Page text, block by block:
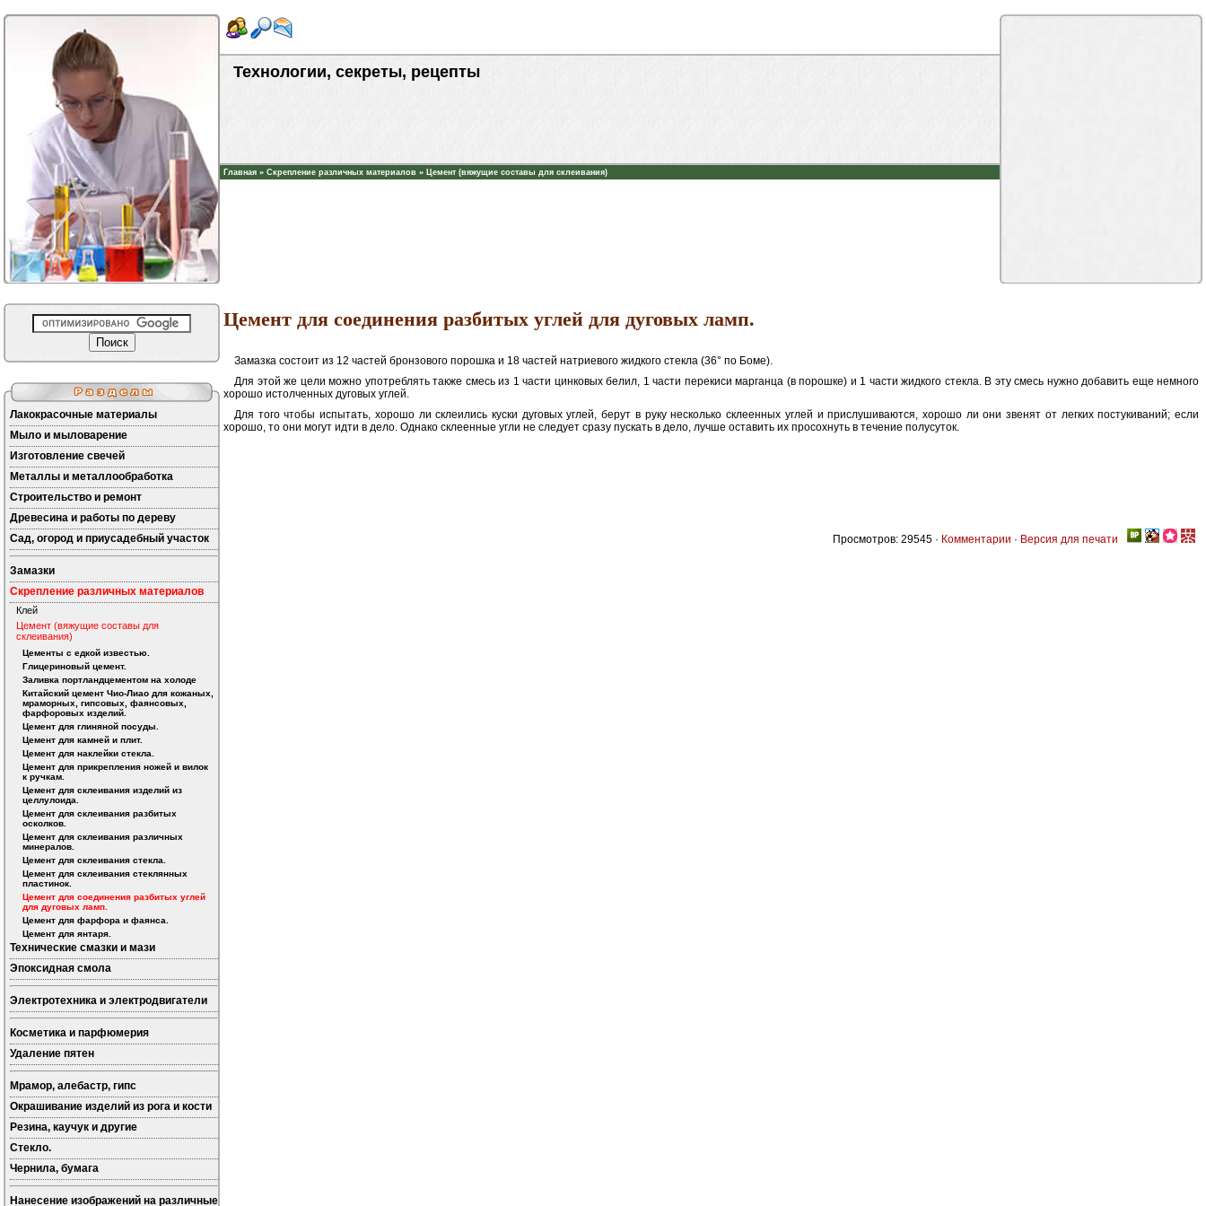
Технологии, секреты, рецепты
Главная » Скрепление различных материалов » Цемент (вяжущие составы для склеивания)
Лакокрасочные материалы
Мыло и мыловарение
Изготовление свечей
Металлы и металлообработка
Строительство и ремонт
Древесина и работы по дереву
Сад, огород и приусадебный участок
Замазки
Скрепление различных материалов
Клей
Цемент (вяжущие составы для
склеивания)
Цементы с едкой известью.
Глицериновый цемент.
Заливка портландцементом на холоде
Китайский цемент Чио-Лиао для кожаных,
мраморных, гипсовых, фаянсовых,
фарфоровых изделий.
Цемент для глиняной посуды.
Цемент для камней и плит.
Цемент для наклейки стекла.
Цемент для прикрепления ножей и вилок
к ручкам.
Цемент для склеивания изделий из
целлулоида.
Цемент для склеивания разбитых
осколков.
Цемент для склеивания различных
минералов.
Цемент для склеивания стекла.
Цемент для склеивания стеклянных
пластинок.
Цемент для соединения разбитых углей
для дуговых ламп.
Цемент для фарфора и фаянса.
Цемент для янтаря.
Технические смазки и мази
Эпоксидная смола
Электротехника и электродвигатели
Косметика и парфюмерия
Удаление пятен
Мрамор, алебастр, гипс
Окрашивание изделий из рога и кости
Резина, каучук и другие
Стекло.
Чернила, бумага
Нанесение изображений на различные
Цемент для соединения разбитых углей для дуговых ламп.
Замазка состоит из 12 частей бронзового порошка и 18 частей натриевого жидкого стекла (36° по Боме).
Для этой же цели можно употреблять также смесь из 1 части цинковых белил, 1 части перекиси марганца (в порошке) и 1 части жидкого стекла. В эту смесь нужно добавить еще немного
хорошо истолченных дуговых углей.
Для того чтобы испытать, хорошо ли склеились куски дуговых углей, берут в руку несколько склеенных углей и прислушиваются, хорошо ли они звенят от легких постукиваний; если
хорошо, то они могут идти в дело. Однако склеенные угли не следует сразу пускать в дело, лучше оставить их просохнуть в течение полусуток.
Просмотров: 29545 · Комментарии · Версия для печати